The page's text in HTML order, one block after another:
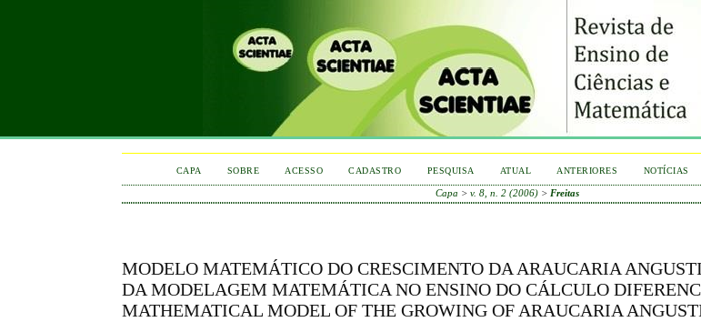
CAPA SOBRE ACESSO CADASTRO PESQUISA ATUAL ANTERIORES NOTÍCIAS
Capa > v. 8, n. 2 (2006)> Freitas
MODELO MATEMÁTICO DO CRESCIMENTO DA ARAUCARIA
DA MODELAGEM MATEMÁTICA NO ENSINO DO CÁLCULO
MATHEMATICAL MODEL OF THE GROWING OF ARAUCARIA